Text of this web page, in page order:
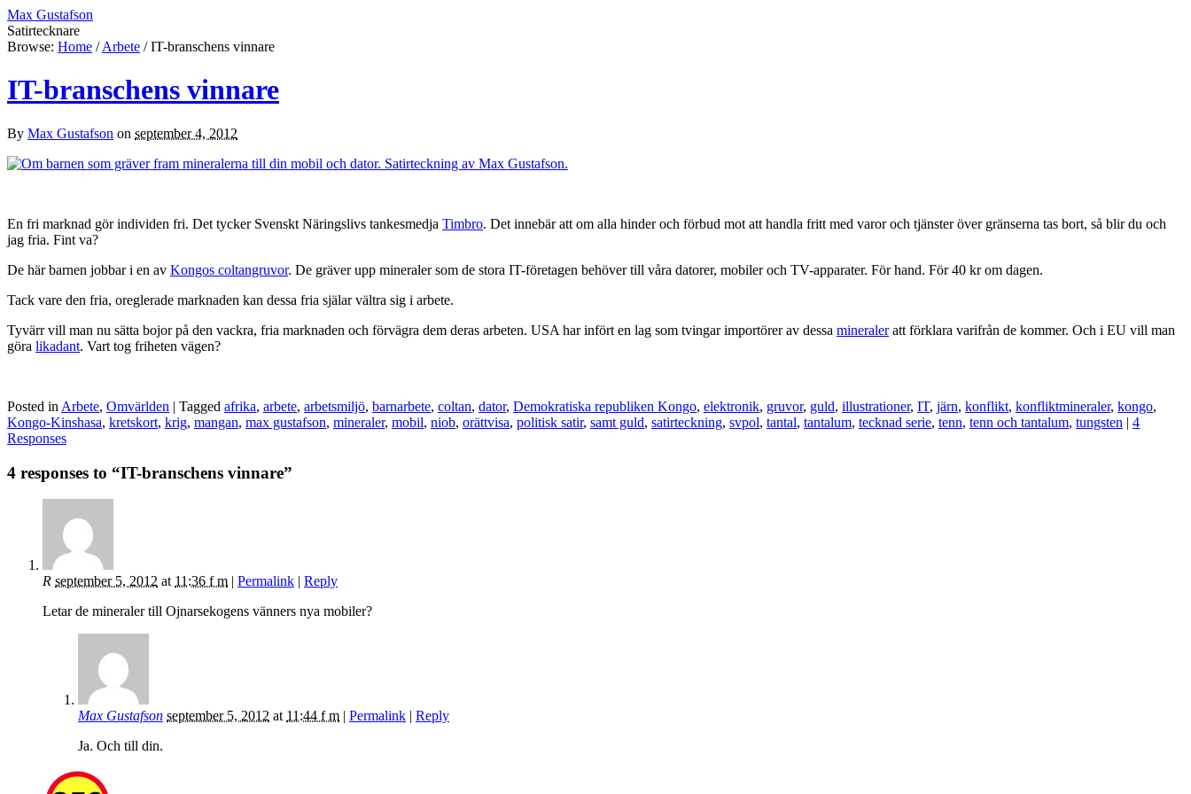
Max Gustafson
Satirtecknare
Browse: Home / Arbete / IT-branschens vinnare
IT-branschens vinnare
By Max Gustafson on september 4, 2012
En fri marknad gör individen fri. Det tycker Svenskt Näringslivs tankesmedja Timbro. Det innebär att om alla hinder och förbud mot att handla fritt med varor och tjänster över gränserna tas bort, så blir du och
jag fria. Fint va?
De här barnen jobbar i en av Kongos coltangruvor. De gräver upp mineraler som de stora IT-företagen behöver till våra datorer, mobiler och TV-apparater. För hand. För 40 kr om dagen.
Tack vare den fria, oreglerade marknaden kan dessa fria själar vältra sig i arbete.
Tyvärr vill man nu sätta bojor på den vackra, fria marknaden och förvägra dem deras arbeten. USA har infört en lag som tvingar importörer av dessa mineraleratt förklara varifrån de kommer. Och i EU vill man
göra likadant. Vart tog friheten vägen?
Posted in Arbete, Omvärlden | Tagged afrika, arbete, arbetsmiljö, barnarbete, coltan, dator, Demokratiska republiken Kongo, elektronik, gruvor, guld, illustrationer, IT, järn, konflikt, konfliktmineraler, kongo,
Kongo-Kinshasa, kretskort, krig, mangan, max gustafson, mineraler, mobil, niob, orättvisa, politisk satir, samt guld, satirteckning, svpol, tantal, tantalum, tecknad serie, tenn, tenn och tantalum, tungsten | 4
Responses
4 responses to “IT-branschens vinnare”
R september 5, 2012 at 11:36 f m | Permalink | Reply
Letar de mineraler till Ojnarsekogens vänners nya mobiler?
Max Gustafson september 5, 2012 at 11:44 f m | Permalink | Reply
Ja. Och till din.